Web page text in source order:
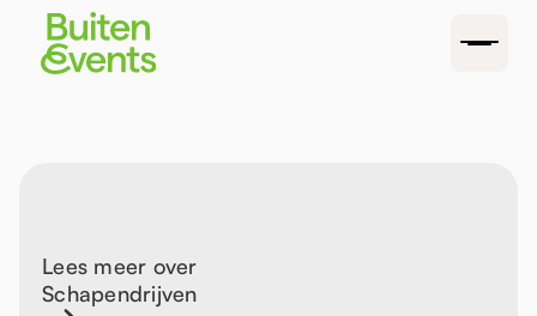
Lees meer over
Schapendrijven